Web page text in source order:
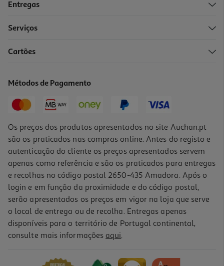
Coluna De Ar Rowenta Eole Compact Vu6220f0 11w 6
Entregas
Serviços
Cartões
Métodos de Pagamento
Os preços dos produtos apresentados no site Auchan.pt
são os praticados nas compras online. Antes do registo e
autenticação do cliente os preços apresentados servem
apenas como referência e são os praticados para entregas
e recolhas no código postal 2650-435 Amadora. Após o
login e em função da proximidade e do código postal,
serão apresentados os preços em vigor na loja que serve
o local de entrega ou de recolha. Entregas apenas
disponíveis para o território de Portugal continental,
consulte mais informações aqui.